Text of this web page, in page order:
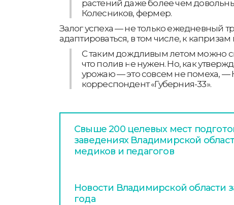
растений даже более чем
Колесников, фермер.
Залог успеха — не только ежедневный
адаптироваться, в том числе, к капризам
С таким дождливым летом можно
что полив не нужен. Но, как
урожаю — это совсем не помеха,
корреспондент «Губерния-33».
Свыше 200 целевых мест
заведениях Владимирской
медиков и педагогов
Новости Владимирской области
года